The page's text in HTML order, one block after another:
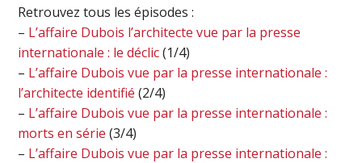
Retrouvez tous les épisodes :
– L’affaire Dubois l’architecte vue par la presse
internationale : le déclic(1/4)
– L’affaire Dubois vue par la presse internationale :
l’architecte identifié (2/4)
– L’affaire Dubois vue par la presse internationale :
morts en série (3/4)
– L’affaire Dubois vue par la presse internationale :